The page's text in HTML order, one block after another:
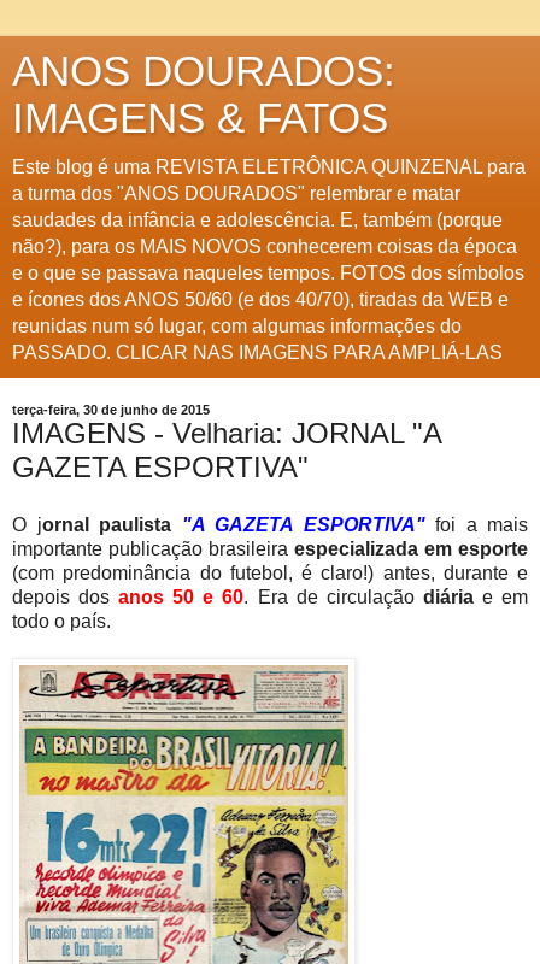
ANOS DOURADOS:
IMAGENS & FATOS
Este blog é uma REVISTA ELETRÔNICA QUINZENAL para
a turma dos "ANOS DOURADOS" relembrar e matar
saudades da infância e adolescência. E, também (porque
não?), para os MAIS NOVOS conhecerem coisas da época
e o que se passava naqueles tempos. FOTOS dos símbolos
e ícones dos ANOS 50/60 (e dos 40/70), tiradas da WEB e
reunidas num só lugar, com algumas informações do
PASSADO. CLICAR NAS IMAGENS PARA AMPLIÁ-LAS
terça-feira, 30 de junho de 2015
IMAGENS - Velharia: JORNAL "A
GAZETA ESPORTIVA"
O jornal paulista "A GAZETA ESPORTIVA"foi a mais
importante publicação brasileira especializada em esporte
(com predominância do futebol, é claro!) antes, durante e
depois dosanos 50 e 60. Era de circulaçãodiáriae em
todo o país.